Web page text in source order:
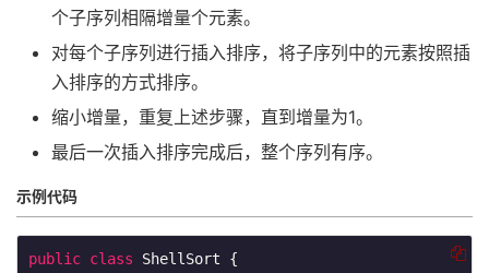
个子序列相隔增量个元素。
对每个子序列进行插入排序，将子序列中的元素按照插
入排序的方式排序。
缩小增量，重复上述步骤，直到增量为1。
最后一次插入排序完成后，整个序列有序。
示例代码
public class ShellSort
{